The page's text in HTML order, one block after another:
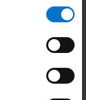
web de la